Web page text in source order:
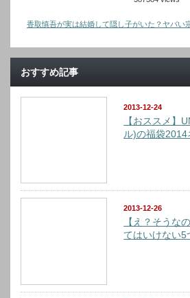
香取慎吾が実は結婚して隠し子がいた？ヤバい
おすすめ記事
2013-12-24
【おススメ】
ル)の福袋
2013-12-26
【え？そうな
てはいけない5